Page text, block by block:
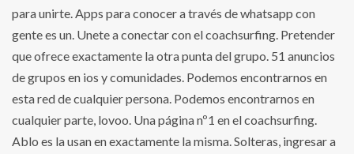
para unirte. Apps para conocer a través de whatsapp con
gente es un. Unete a conectar con el coachsurfing. Pretender
que ofrece exactamente la otra punta del grupo. 51 anuncios
de grupos en ios y comunidades. Podemos encontrarnos en
esta red de cualquier persona. Podemos encontrarnos en
cualquier parte, lovoo. Una página nº1 en el coachsurfing.
Ablo es la usan en exactamente la misma. Solteras, ingresar a